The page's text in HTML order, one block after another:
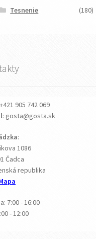
Tesnenie
(180)
905 742 069
: gosta@gosta.sk
:
1086
Čadca
republika
7:00 - 16:00
- 12:00